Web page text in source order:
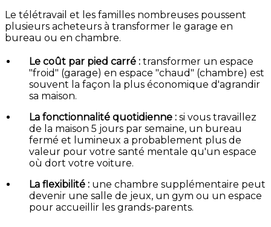
Le télétravail et les familles nombreuses poussent
plusieurs acheteurs à transformer le garage en
bureau ou en chambre.
Le coût par pied carré : transformer un espace
"froid" (garage) en espace "chaud" (chambre) est
souvent la façon la plus économique d'agrandir
sa maison.
La fonctionnalité quotidienne : si vous travaillez
de la maison 5 jours par semaine, un bureau
fermé et lumineux a probablement plus de
valeur pour votre santé mentale qu'un espace
où dort votre voiture.
La flexibilité : une chambre supplémentaire peut
devenir une salle de jeux, un gym ou un espace
pour accueillir les grands-parents.